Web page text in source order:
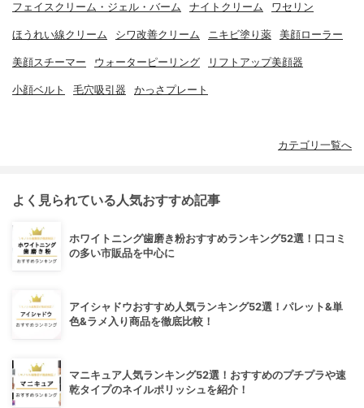
フェイスクリーム・ジェル・バーム ナイトクリーム ワセリン
ほうれい線クリーム シワ改善クリーム ニキビ塗り薬 美顔ローラー
美顔スチーマー ウォーターピーリング リフトアップ美顔器
小顔ベルト 毛穴吸引器 かっさプレート
カテゴリ一覧へ
よく見られている人気おすすめ記事
ホワイトニング歯磨き粉おすすめランキング52選！口コミ
の多い市販品を中心に
アイシャドウおすすめ人気ランキング52選！パレット&単
色&ラメ入り商品を徹底比較！
マニキュア人気ランキング52選！おすすめのプチプラや速
乾タイプのネイルポリッシュを紹介！